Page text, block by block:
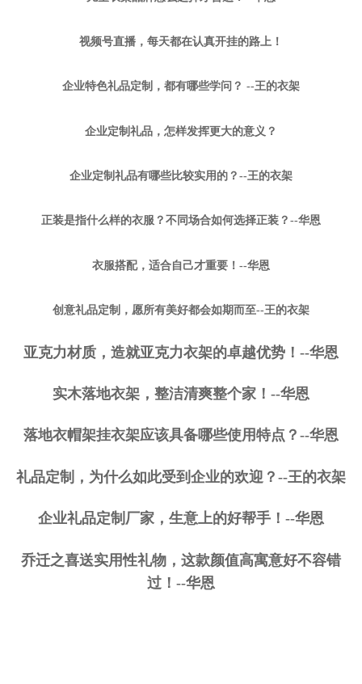
视频号直播，每天都在认真开挂的路上！
企业特色礼品定制，都有哪些学问？ --王的衣架
企业定制礼品，怎样发挥更大的意义？
企业定制礼品有哪些比较实用的？--王的衣架
正装是指什么样的衣服？不同场合如何选择正装？--华恩
衣服搭配，适合自己才重要！--华恩
创意礼品定制，愿所有美好都会如期而至--王的衣架
亚克力材质，造就亚克力衣架的卓越优势！--华恩
实木落地衣架，整洁清爽整个家！--华恩
落地衣帽架挂衣架应该具备哪些使用特点？--华恩
礼品定制，为什么如此受到企业的欢迎？--王的衣架
企业礼品定制厂家，生意上的好帮手！--华恩
乔迁之喜送实用性礼物，这款颜值高寓意好不容错
过！--华恩